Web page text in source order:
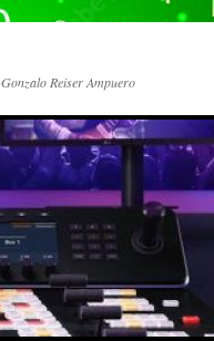
Gonzalo Reiser Ampuero